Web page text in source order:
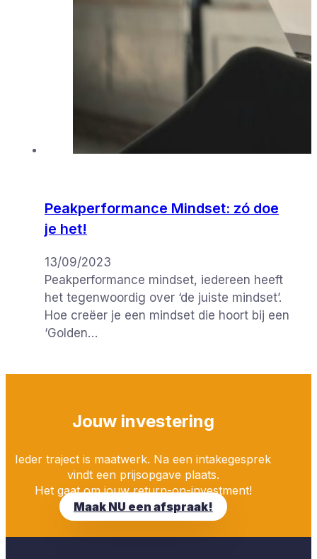
Peakperformance Mindset: zó doe
je het!
13/09/2023
Peakperformance mindset, iedereen heeft
het tegenwoordig over ‘de juiste mindset’.
Hoe creëer je een mindset die hoort bij een
‘Golden…
Jouw investering
Ieder traject is maatwerk. Na een intakegesprek
vindt een prijsopgave plaats.
Het gaat om jouw return-on-investment!
Maak NU een afspraak!